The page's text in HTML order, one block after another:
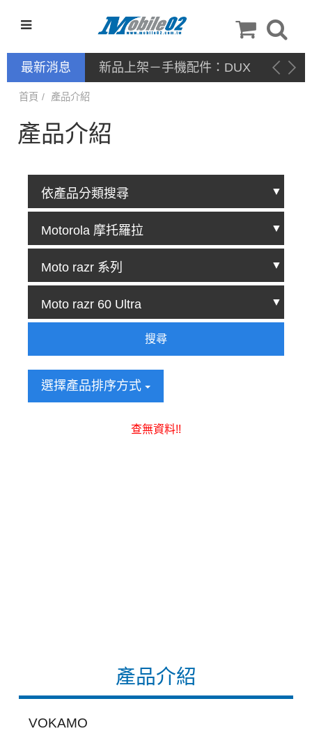
最新消息
新品上架－手機配件：DUX
DUCIS
產品介紹
VOKAMO
首頁 產品介紹
產品介紹
搜尋
選擇產品排序方式
查無資料!!